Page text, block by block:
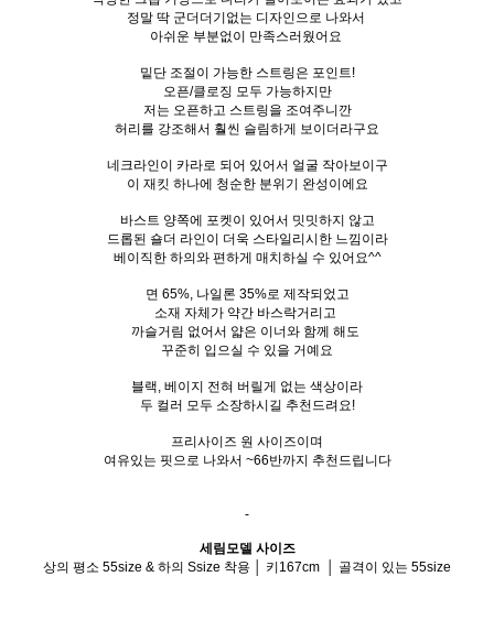
정말 딱 군더더기없는 디자인으로 나와서
아쉬운 부분없이 만족스러웠어요
밑단 조절이 가능한 스트링은 포인트!
오픈/클로징 모두 가능하지만
저는 오픈하고 스트링을 조여주니깐
허리를 강조해서 훨씬 슬림하게 보이더라구요
네크라인이 카라로 되어 있어서 얼굴 작아보이구
이 재킷 하나에 청순한 분위기 완성이에요
바스트 양쪽에 포켓이 있어서 밋밋하지 않고
드롭된 숄더 라인이 더욱 스타일리시한 느낌이라
베이직한 하의와 편하게 매치하실 수 있어요^^
면 65%, 나일론 35%로 제작되었고
소재 자체가 약간 바스락거리고
까슬거림 없어서 얇은 이너와 함께 해도
꾸준히 입으실 수 있을 거예요
블랙, 베이지 전혀 버릴게 없는 색상이라
두 컬러 모두 소장하시길 추천드려요!
프리사이즈 원 사이즈이며
여유있는 핏으로 나와서 ~66반까지 추천드립니다
-
세림모델 사이즈
상의 평소 55size & 하의 Ssize 착용 │ 키167cm │ 골격이 있는 55size